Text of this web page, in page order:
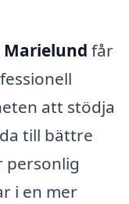
Marielund får
att stödja
till bättre
personlig
i en mer